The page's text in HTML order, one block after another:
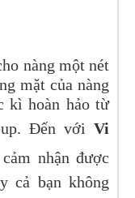
nàng một nét
mặt của nàng
kì hoàn hảo từ
Đến với Vi
nhận được
cả bạn không